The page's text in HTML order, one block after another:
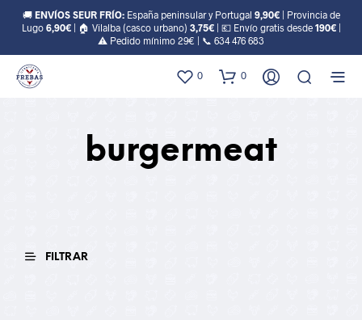
🚚 ENVÍOS SEUR FRÍO:España peninsular y Portugal 9,90€| Provincia de
Lugo 6,90€| 🏠 Vilalba (casco urbano) 3,75€| 💶 Envío gratis desde 190€|
⚠️ Pedido mínimo 29€ | 📞 634 476 683
0 0
burgermeat
FILTRAR